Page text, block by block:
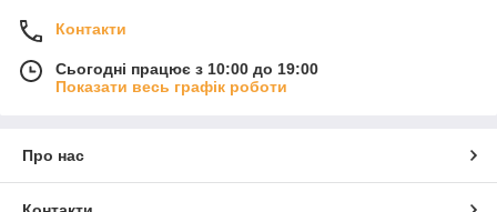
Контакти
Сьогодні працює з 10:00 до 19:00
Показати весь графік роботи
Про нас